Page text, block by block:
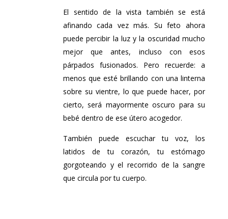
El sentido de la vista también se está
afinando cada vez más. Su feto ahora
puede percibir la luz y la oscuridad mucho
mejor que antes, incluso con esos
párpados fusionados. Pero recuerde: a
menos que esté brillando con una linterna
sobre su vientre, lo que puede hacer, por
cierto, será mayormente oscuro para su
bebé dentro de ese útero acogedor.
También puede escuchar tu voz, los
latidos de tu corazón, tu estómago
gorgoteando y el recorrido de la sangre
que circula por tu cuerpo.